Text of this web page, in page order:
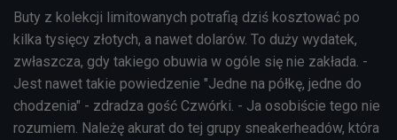
Buty z kolekcji limitowanych potrafią dziś kosztować po
kilka tysięcy złotych, a nawet dolarów. To duży wydatek,
zwłaszcza, gdy takiego obuwia w ogóle się nie zakłada. -
Jest nawet takie powiedzenie "Jedne na półkę, jedne do
chodzenia" - zdradza gość Czwórki. - Ja osobiście tego nie
rozumiem. Należę akurat do tej grupy sneakerheadów, która